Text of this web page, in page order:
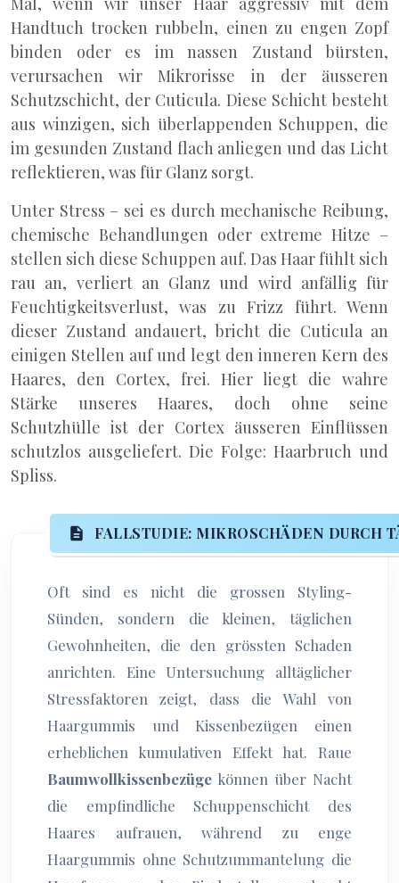
Handtuch trocken rubbeln, einen zu engen Zopf
binden oder es im nassen Zustand bürsten,
verursachen wir Mikrorisse in der äusseren
Schutzschicht, der Cuticula. Diese Schicht besteht
aus winzigen, sich überlappenden Schuppen, die
im gesunden Zustand flach anliegen und das Licht
reflektieren, was für Glanz sorgt.
Unter Stress – sei es durch mechanische Reibung,
chemische Behandlungen oder extreme Hitze –
stellen sich diese Schuppen auf. Das Haar fühlt sich
rau an, verliert an Glanz und wird anfällig für
Feuchtigkeitsverlust, was zu Frizz führt. Wenn
dieser Zustand andauert, bricht die Cuticula an
einigen Stellen auf und legt den inneren Kern des
Haares, den Cortex, frei. Hier liegt die wahre
Stärke unseres Haares, doch ohne seine
Schutzhülle ist der Cortex äusseren Einflüssen
schutzlos ausgeliefert. Die Folge: Haarbruch und
Spliss.
FALLSTUDIE: MIKROSCHÄDEN DURCH
Oft sind es nicht die grossen Styling-
Sünden, sondern die kleinen, täglichen
Gewohnheiten, die den grössten Schaden
anrichten. Eine Untersuchung alltäglicher
Stressfaktoren zeigt, dass die Wahl von
Haargummis und Kissenbezügen einen
erheblichen kumulativen Effekt hat. Raue
Baumwollkissenbezüge können über Nacht
die empfindliche Schuppenschicht des
Haares aufrauen, während zu enge
Haargummis ohne Schutzummantelung die